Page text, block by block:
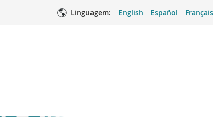
Linguagem: English Español Français